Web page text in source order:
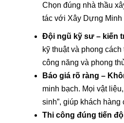
Chọn đúng nhà thầu
tác với Xây Dựng
Đội ngũ kỹ sư – kiến
kỹ thuật và phong
công năng và phong
Báo giá rõ ràng –
minh bạch. Mọi vật
sinh”, giúp khách
Thi công đúng tiến